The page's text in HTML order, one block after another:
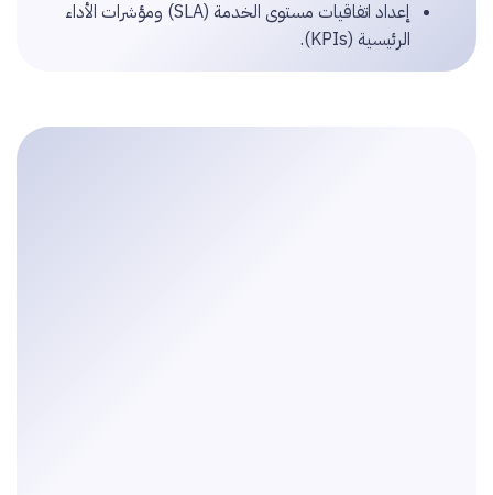
إعداد اتفاقيات مستوى الخدمة (SLA) ومؤشرات الأداء
الرئيسية (KPIs).